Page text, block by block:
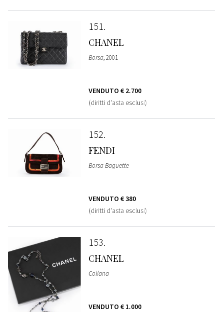
151
CHANEL
Borsa, 2001
VENDUTO € 2.700
(diritti d'asta esclusi)
152
FENDI
Borsa Baguette
VENDUTO € 380
(diritti d'asta esclusi)
153
CHANEL
Collana
VENDUTO € 1.000